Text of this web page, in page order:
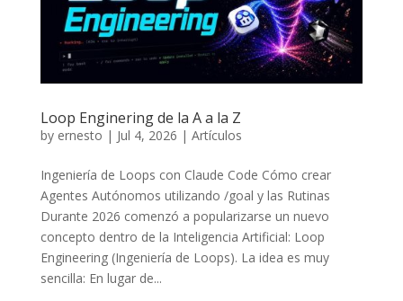
Loop Enginering de la A a la Z
by ernesto | Jul 4, 2026 | Artículos
Ingeniería de Loops con Claude Code Cómo crear
Agentes Autónomos utilizando /goal y las Rutinas
Durante 2026 comenzó a popularizarse un nuevo
concepto dentro de la Inteligencia Artificial: Loop
Engineering (Ingeniería de Loops). La idea es muy
sencilla: En lugar de...